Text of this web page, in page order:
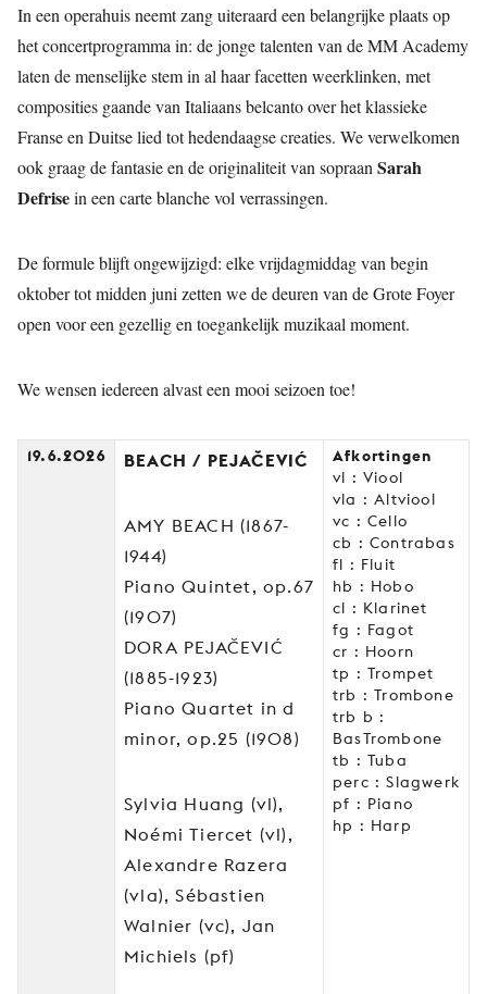
In een operahuis neemt zang uiteraard een belangrijke plaats op
het concertprogramma in: de jonge talenten van de MM Academy
laten de menselijke stem in al haar facetten weerklinken, met
composities gaande van Italiaans belcanto over het klassieke
Franse en Duitse lied tot hedendaagse creaties. We verwelkomen
ook graag de fantasie en de originaliteit van sopraan Sarah
Defrisein een carte blanche vol verrassingen.
De formule blijft ongewijzigd: elke vrijdagmiddag van begin
oktober tot midden juni zetten we de deuren van de Grote Foyer
open voor een gezellig en toegankelijk muzikaal moment.
We wensen iedereen alvast een mooi seizoen toe!
19.6.2026 BEACH / PEJAČEVIĆ
AMY BEACH (1867-
1944)
Piano Quintet, op.67
(1907)
DORA PEJAČEVIĆ
(1885-1923)
Piano Quartet in d
minor, op.25 (1908)
Sylvia Huang (vl),
Noémi Tiercet (vl),
Alexandre Razera
(vla), Sébastien
Walnier (vc), Jan
Michiels (pf)
Afkortingen
vl : Viool
vla : Altviool
vc : Cello
cb : Contrabas
fl : Fluit
hb : Hobo
cl : Klarinet
fg : Fagot
cr : Hoorn
tp : Trompet
trb : Trombone
trb b :
BasTrombone
tb : Tuba
perc : Slagwerk
pf : Piano
hp : Harp